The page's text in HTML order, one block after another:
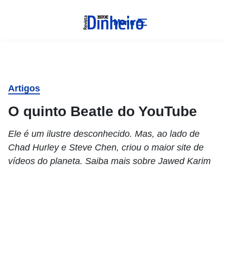
Menu
Artigos
O quinto Beatle do YouTube
Ele é um ilustre desconhecido. Mas, ao lado de
Chad Hurley e Steve Chen, criou o maior site de
vídeos do planeta. Saiba mais sobre Jawed Karim